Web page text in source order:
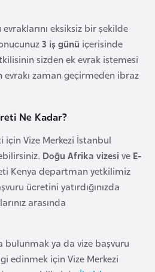
eksiksiz bir şekilde
3 iş günü içerisinde
sizden ek evrak istemesi
zaman geçirmeden ibraz
Ne Kadar?
için Vize Merkezi İstanbul
Doğu Afrika vizesi ve E-
Kenya departman yetkilimiz
ücretini yatırdığınızda
arasında
bulunmak ya da vize başvuru
edinmek için Vize Merkezi